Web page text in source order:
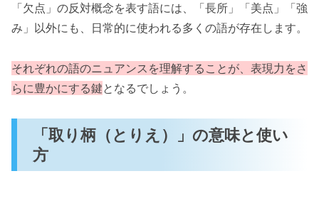
「欠点」の反対概念を表す語には、「長所」「美点」「強
み」以外にも、日常的に使われる多くの語が存在します。
それぞれの語のニュアンスを理解することが、表現力をさ
らに豊かにする鍵となるでしょう。
「取り柄（とりえ）」の意味と使い
方